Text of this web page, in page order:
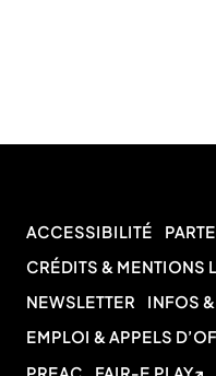
ACCESSIBILITÉ
CRÉDITS & MENTIONS
NEWSLETTER
INFOS
EMPLOI & APPELS